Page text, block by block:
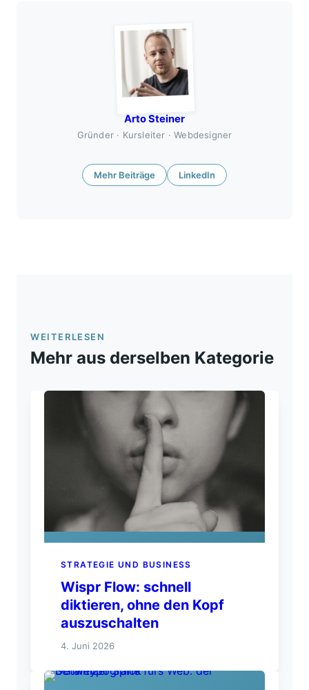
Arto Steiner
Gründer · Kursleiter · Webdesigner
Mehr Beiträge LinkedIn
WEITERLESEN
Mehr aus derselben Kategorie
STRATEGIE UND BUSINESS
Wispr Flow: schnell
diktieren, ohne den Kopf
auszuschalten
4. Juni 2026